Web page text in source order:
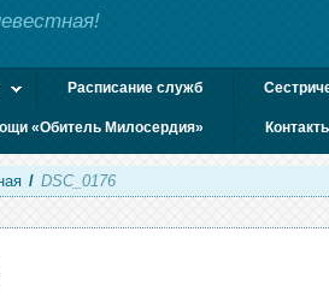
Расписание служб
«Обитель Милосердия»
/ DSC_0176